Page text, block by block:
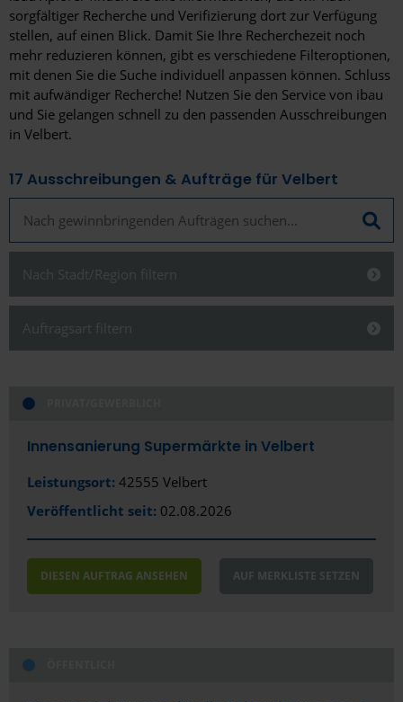
sorgfältiger Recherche und Verifizierung dort zur Verfügung
stellen, auf einen Blick. Damit Sie Ihre Recherchezeit noch
mehr reduzieren können, gibt es verschiedene Filteroptionen,
mit denen Sie die Suche individuell anpassen können. Schluss
mit aufwändiger Recherche! Nutzen Sie den Service von ibau
und Sie gelangen schnell zu den passenden Ausschreibungen
in Velbert.
17 Ausschreibungen & Aufträge für Velbert
Nach Stadt/Region filtern
Alles anzeigen
Stadt
Velbert
Bundesland
Auftragsart filtern
Alles anzeigen
Öffentlich
Privat/Gewerblich
Innensanierung Supermärkte in Velbert
Leistungsort: 42555 Velbert
Veröffentlicht seit: 02.08.2026
DIESEN AUFTRAG ANSEHEN AUF MERKLISTE SETZEN